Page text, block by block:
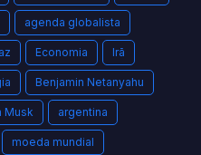
agenda globalista
Economia Irã
Benjamin Netanyahu
Musk argentina
moeda mundial